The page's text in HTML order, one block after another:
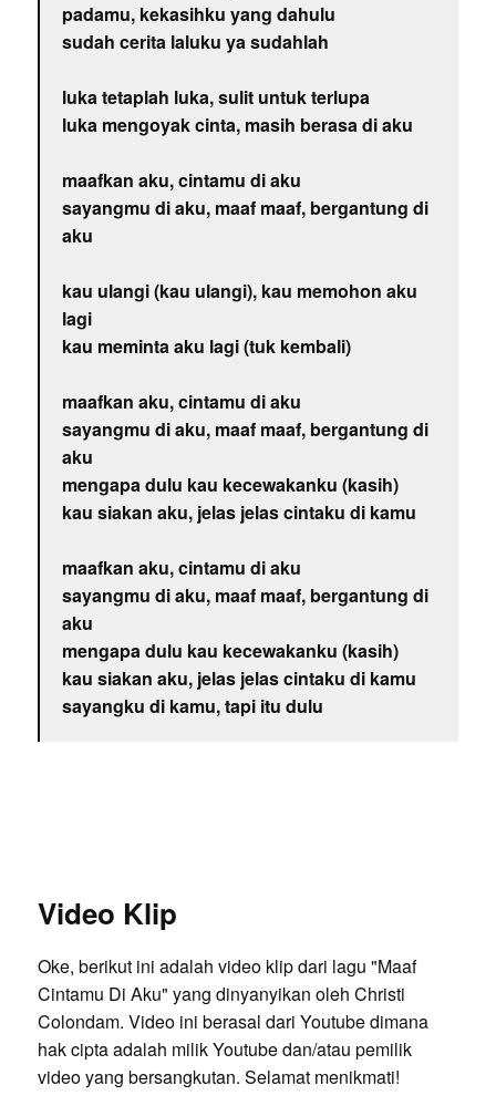
padamu, kekasihku yang dahulu
sudah cerita laluku ya sudahlah
luka tetaplah luka, sulit untuk terlupa
luka mengoyak cinta, masih berasa di aku
maafkan aku, cintamu di aku
sayangmu di aku, maaf maaf, bergantung di
aku
kau ulangi (kau ulangi), kau memohon aku
lagi
kau meminta aku lagi (tuk kembali)
maafkan aku, cintamu di aku
sayangmu di aku, maaf maaf, bergantung di
aku
mengapa dulu kau kecewakanku (kasih)
kau siakan aku, jelas jelas cintaku di kamu
maafkan aku, cintamu di aku
sayangmu di aku, maaf maaf, bergantung di
aku
mengapa dulu kau kecewakanku (kasih)
kau siakan aku, jelas jelas cintaku di kamu
sayangku di kamu, tapi itu dulu
Video Klip
Oke, berikut ini adalah video klip dari lagu "Maaf
Cintamu Di Aku" yang dinyanyikan oleh Christi
Colondam. Video ini berasal dari Youtube dimana
hak cipta adalah milik Youtube dan/atau pemilik
video yang bersangkutan. Selamat menikmati!